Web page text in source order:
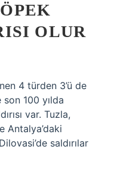
OLUR
4 türden 3’ü de
son 100 yılda
var. Tuzla,
Antalya’daki
saldırılar